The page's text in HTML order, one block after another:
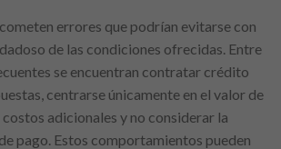
errores que podrían evitarse con
de las condiciones ofrecidas. Entre
se encuentran contratar crédito
centrarse únicamente en el valor de
adicionales y no considerar la
pago. Estos comportamientos pueden